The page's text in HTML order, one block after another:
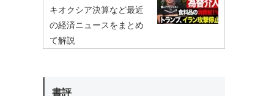
キオクシア決算など最近
の経済ニュースをまとめ
て解説
書評